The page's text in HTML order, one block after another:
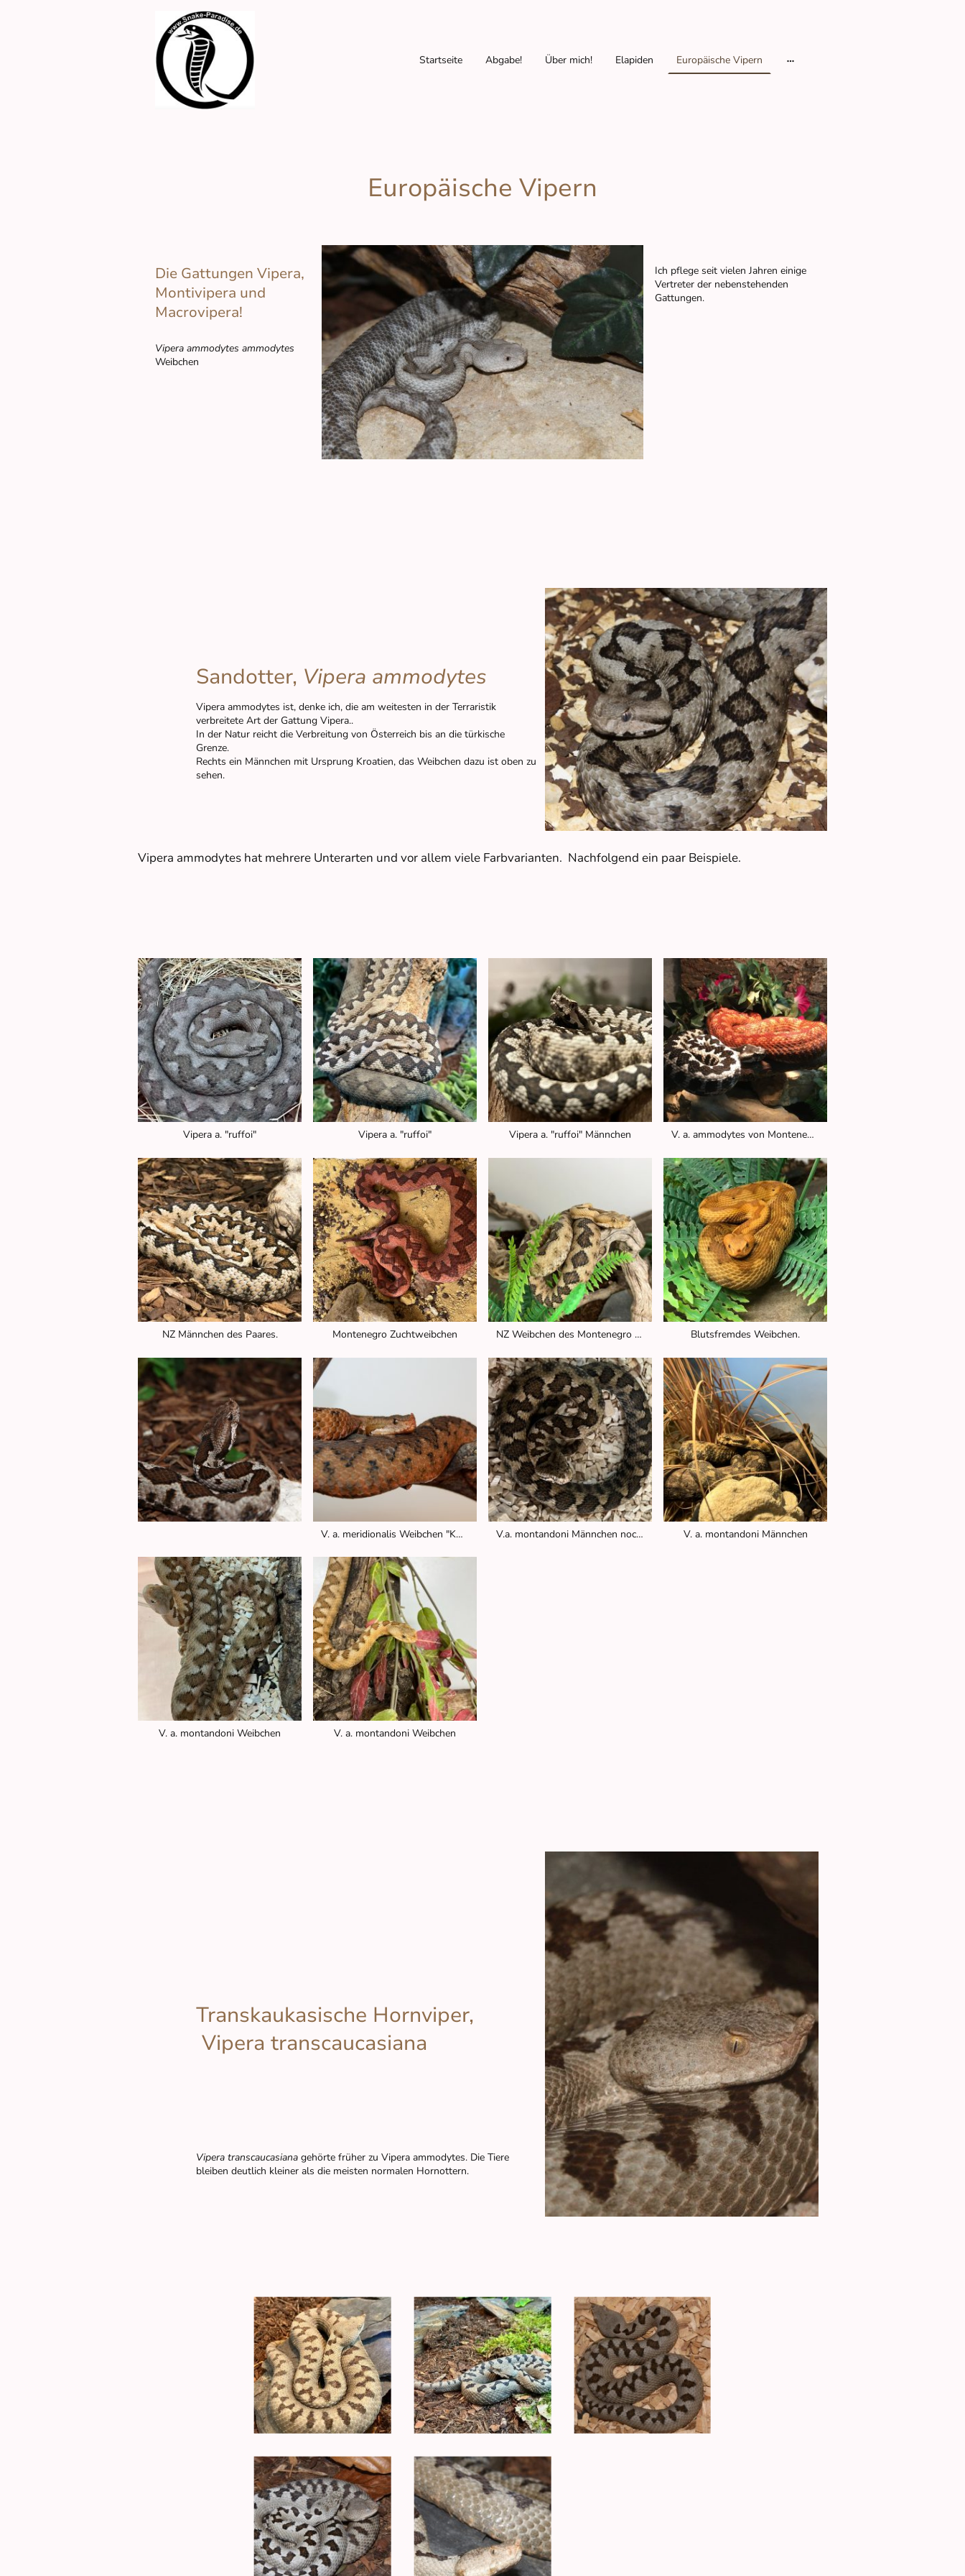
Startseite Abgabe! Über mich! Elapiden Europäische Vipern
Europäische Vipern
Die Gattungen Vipera,
Montivipera und
Macrovipera!
Vipera ammodytes ammodytes
Weibchen
Ich pflege seit vielen Jahren einige
Vertreter der nebenstehenden
Gattungen.
Sandotter, Vipera ammodytes
Vipera ammodytes ist, denke ich, die am weitesten in der Terraristik
verbreitete Art der Gattung Vipera..
In der Natur reicht die Verbreitung von Österreich bis an die türkische
Grenze.
Rechts ein Männchen mit Ursprung Kroatien, das Weibchen dazu ist oben zu
sehen.
Vipera ammodytes hat mehrere Unterarten und vor allem viele Farbvarianten. Nachfolgend ein paar Beispiele.
Vipera a. "ruffoi" Vipera a. "ruffoi" Vipera a. "ruffoi" Männchen V. a. ammodytes von Montenegro
NZ Männchen des Paares. Montenegro Zuchtweibchen NZ Weibchen des Montenegro Paares Blutsfremdes Weibchen.
V. a. meridionalis Weibchen "Korfu" V.a. montandoni Männchen noch in Quarantäne V. a. montandoni Männchen
V. a. montandoni Weibchen V. a. montandoni Weibchen
Transkaukasische Hornviper,
Vipera transcaucasiana
Vipera transcaucasiana gehörte früher zu Vipera ammodytes. Die Tiere
bleiben deutlich kleiner als die meisten normalen Hornottern.